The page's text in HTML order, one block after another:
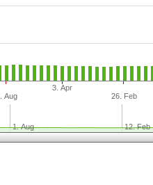
26. Feb
Aug
3. Apr
1. Aug 12. Feb